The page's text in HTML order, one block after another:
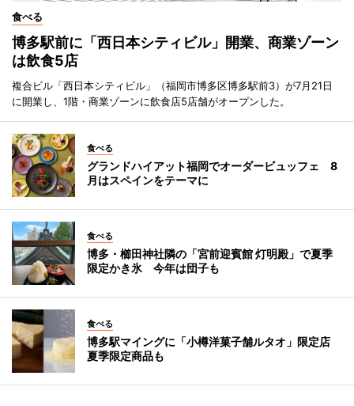
食べる
博多駅前に「西日本シティビル」開業、商業ゾーン
は飲食5店
複合ビル「西日本シティビル」（福岡市博多区博多駅前3）が7月21日
に開業し、1階・商業ゾーンに飲食店5店舗がオープンした。
食べる
グランドハイアット福岡でオーダービュッフェ 8
月はスペインをテーマに
食べる
博多・櫛田神社隣の「宮前迎賓館 灯明殿」で夏季
限定かき氷 今年は団子も
食べる
博多駅マイングに「小樽洋菓子舗ルタオ」限定店
夏季限定商品も